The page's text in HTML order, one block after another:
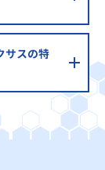
サスの特